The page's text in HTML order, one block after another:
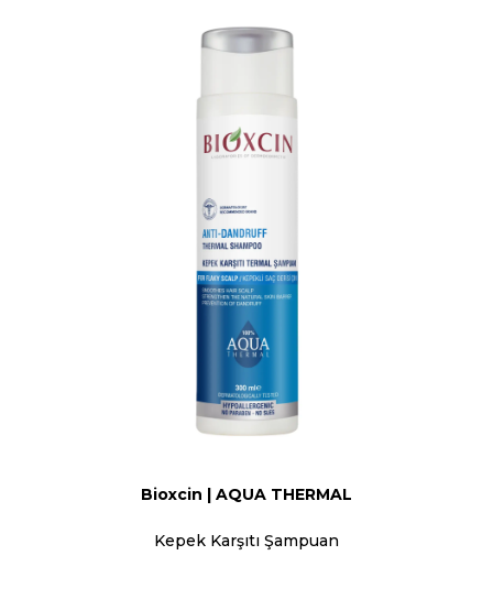
Bioxcin | AQUA THERMAL
Kepek Karşıtı Şampuan